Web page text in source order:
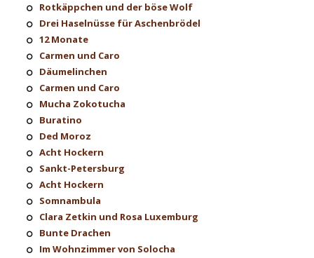
Rotkäppchen und der böse Wolf
Drei Haselnüsse für Aschenbrödel
12 Monate
Carmen und Caro
Däumelinchen
Carmen und Caro
Mucha Zokotucha
Buratino
Ded Moroz
Acht Hockern
Sankt-Petersburg
Acht Hockern
Somnambula
Clara Zetkin und Rosa Luxemburg
Bunte Drachen
Im Wohnzimmer von Solocha